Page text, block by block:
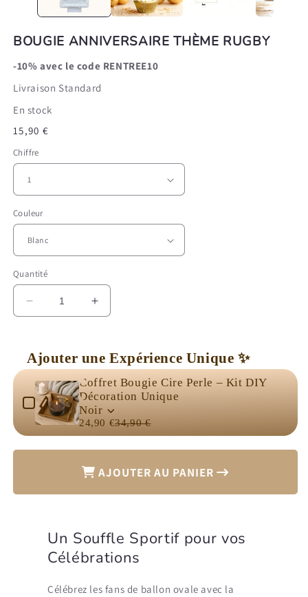
BOUGIE ANNIVERSAIRE THÈME RUGBY
-10% avec le code RENTREE10
Livraison Standard
En stock
Prix
habituel
15,90 €
Chiffre
Couleur
Quantité
Réduire
la
de
Bougie
Anniversaire
Thème
Rugby
Augmenter
la
Bougie
Anniversaire
Thème
Rugby
Ajouter une Expérience Unique ✨
Use the Previous and Next buttons to navigate through
Coffret Bougie Cire Perle – Kit DIY
Décoration Unique
Noir
24,90 €34,90 €
AJOUTER AU PANIER
Un Souffle Sportif pour vos
Célébrations
Célébrez les fans de ballon ovale avec la